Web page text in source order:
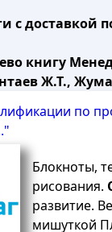
с доставкой
книгу
Ж.Т.,
по
Блокноты,
рисования.
развитие.
мишуткой